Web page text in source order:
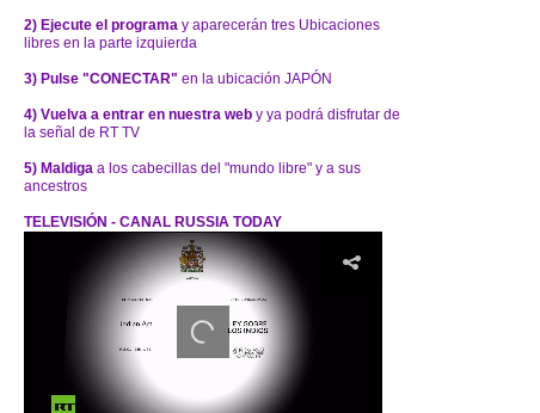
2) Ejecute el programa y aparecerán tres Ubicaciones
libres en la parte izquierda
3) Pulse "CONECTAR" en la ubicación JAPÓN
4) Vuelva a entrar en nuestra web y ya podrá disfrutar de
la señal de RT TV
5) Maldiga a los cabecillas del "mundo libre" y a sus
ancestros
TELEVISIÓN - CANAL RUSSIA TODAY